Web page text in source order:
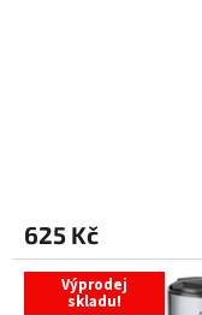
625 Kč
Výprodej
skladu!